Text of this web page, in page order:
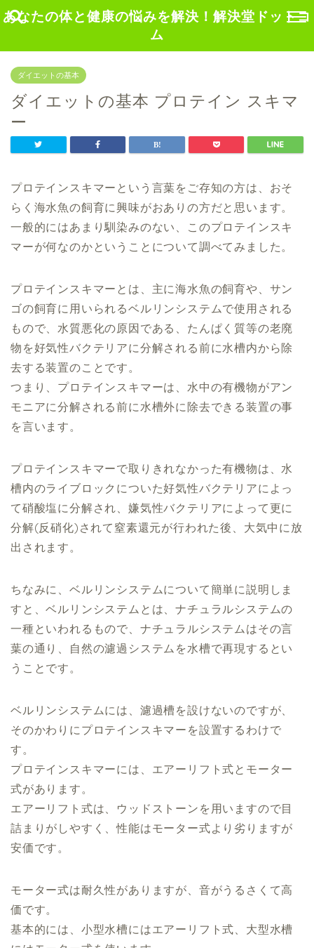
あなたの体と健康の悩みを解決！解決堂ドットコ
ム
ダイエットの基本
ダイエットの基本 プロテイン スキマ
ー
プロテインスキマーという言葉をご存知の方は、おそ
らく海水魚の飼育に興味がおありの方だと思います。
一般的にはあまり馴染みのない、このプロテインスキ
マーが何なのかということについて調べてみました。
プロテインスキマーとは、主に海水魚の飼育や、サン
ゴの飼育に用いられるベルリンシステムで使用される
もので、水質悪化の原因である、たんぱく質等の老廃
物を好気性バクテリアに分解される前に水槽内から除
去する装置のことです。
つまり、プロテインスキマーは、水中の有機物がアン
モニアに分解される前に水槽外に除去できる装置の事
を言います。
プロテインスキマーで取りきれなかった有機物は、水
槽内のライブロックについた好気性バクテリアによっ
て硝酸塩に分解され、嫌気性バクテリアによって更に
分解(反硝化)されて窒素還元が行われた後、大気中に放
出されます。
ちなみに、ベルリンシステムについて簡単に説明しま
すと、ベルリンシステムとは、ナチュラルシステムの
一種といわれるもので、ナチュラルシステムはその言
葉の通り、自然の濾過システムを水槽で再現するとい
うことです。
ベルリンシステムには、濾過槽を設けないのですが、
そのかわりにプロテインスキマーを設置するわけで
す。
プロテインスキマーには、エアーリフト式とモーター
式があります。
エアーリフト式は、ウッドストーンを用いますので目
詰まりがしやすく、性能はモーター式より劣りますが
安価です。
モーター式は耐久性がありますが、音がうるさくて高
価です。
基本的には、小型水槽にはエアーリフト式、大型水槽